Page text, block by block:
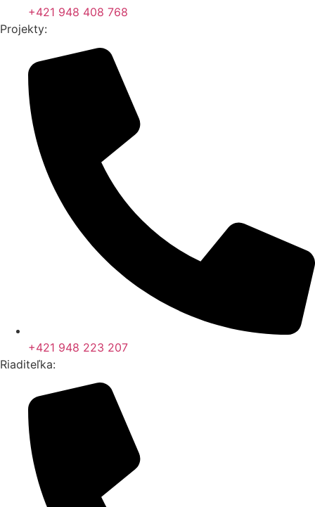
+421 948 408 768
Projekty:
+421 948 223 207
Riaditeľka: